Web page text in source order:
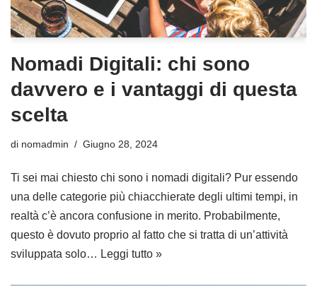
Nomadi Digitali: chi sono
davvero e i vantaggi di questa
scelta
di nomadmin Giugno 28, 2024
Ti sei mai chiesto chi sono i nomadi digitali? Pur essendo
una delle categorie più chiacchierate degli ultimi tempi, in
realtà c’è ancora confusione in merito. Probabilmente,
questo è dovuto proprio al fatto che si tratta di un’attività
sviluppata solo… Leggi tutto »